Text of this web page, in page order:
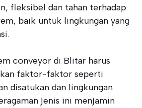
fleksibel dan tahan terhadap
baik untuk lingkungan yang
conveyor di Blitar harus
faktor-faktor seperti
disatukan dan lingkungan
jenis ini menjamin